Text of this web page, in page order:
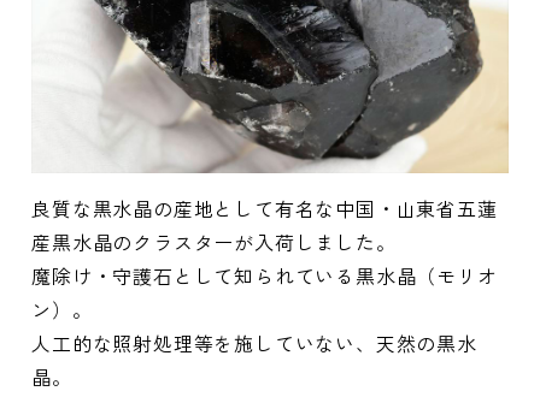
良質な黒水晶の産地として有名な中国・山東省五蓮
産黒水晶のクラスターが入荷しました。
魔除け・守護石として知られている黒水晶（モリオ
ン）。
人工的な照射処理等を施していない、天然の黒水
晶。